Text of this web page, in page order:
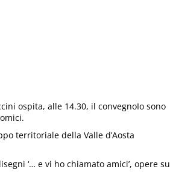
ospita, alle 14.30, il convegnoIo sono
territoriale della Valle d’Aosta
‘… e vi ho chiamato amici’, opere su